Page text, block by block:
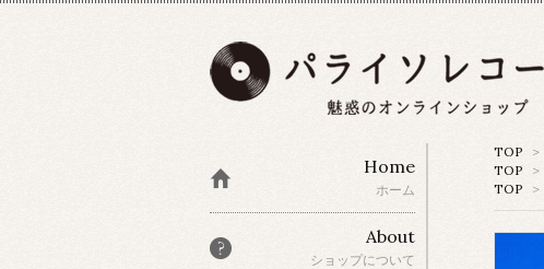
TOP >
TOP
>
TOP
>
Home
ホーム
About
ショップについて